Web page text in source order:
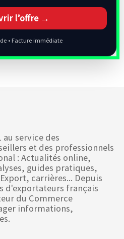
l’offre →
• Facture immédiate
au service des
et des professionnels
: Actualités online,
guides pratiques,
carrières... Depuis
d'exportateurs français
du Commerce
informations,